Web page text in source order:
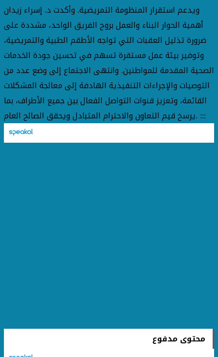
ويدعم استقرار المنظومة التمريضية. وأكدت د. إسراء زيدان
أهمية الحوار البناء والعمل بروح الفريق الواحد، مشددة على
ضرورة تذليل العقبات التي تواجه الأطقم الطبية والتمريضية،
وتوفير بيئة عمل مستقرة تسهم في تحسين جودة الخدمات
الصحية المقدمة للمواطنين. وانتهى الاجتماع إلى وضع عدد من
التوصيات والإجراءات التنفيذية الهادفة إلى معالجة المشكلات
القائمة، وتعزيز قنوات التواصل الفعال بين جميع الأطراف، بما
يرسخ قيم التعاون والاحترام المتبادل ويحقق الصالح العام. :::
محتوى مدفوع